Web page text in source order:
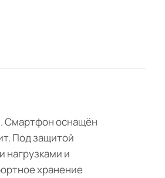
Смартфон оснащён
Под защитой
нагрузками и
хранение